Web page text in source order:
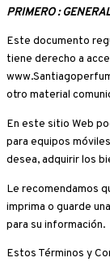
PRIMERO :
Este documento
tiene derecho a
otro material
En este sitio Web
para equipos
desea, adquirir los
Le recomendamos
imprima o guarde
para su información.
Estos Términos y